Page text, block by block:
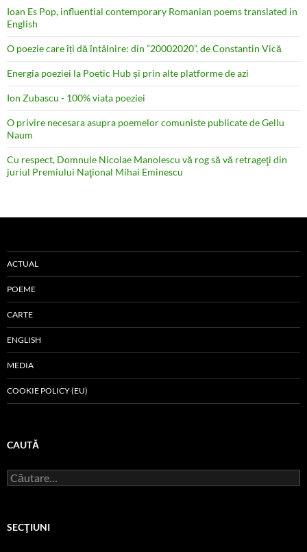
Ioan Es Pop, influential contemporary Romanian poems translated in
English
O poezie care îți dă întâlnire: din ”20002020”, de Constantin Vică
Energia poeziei la Poetic Hub și prin alte platforme de azi
Ion Zubascu - 100% viata poeziei
O privire necesara asupra poemelor comuniste publicate de Gellu
Naum
Cu respect, Domnule Nicolae Manolescu vă rog să vă retrageţi din
juriul Premiului Naţional Mihai Eminescu
ACTUAL
POEME
CARTE
ENGLISH
MEDIA
COOKIE POLICY (EU)
CAUTĂ
Caută
după:
SECŢIUNI